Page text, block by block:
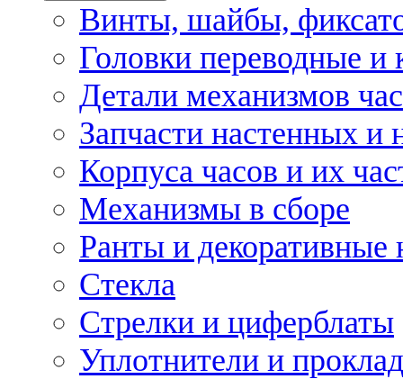
Винты, шайбы,
Головки переводные и
Детали механизмов
Запчасти настенных и
Корпуса часов и их
Механизмы в сборе
Ранты и декоративные
Стекла
Стрелки и циферблаты
Уплотнители и